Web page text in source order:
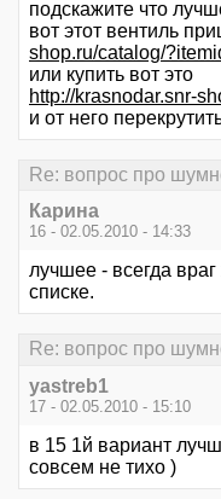
подскажите что
вот этот вентиль
shop.ru/catalog/
или купить вот это
http://krasnodar.snr-
и от него
Re: вопрос про
Карина
16 - 02.05.2010 - 14:33
лучшее - всегда
списке.
Re: вопрос про
yastreb1
17 - 02.05.2010 - 15:10
в 15 1й вариант
совсем не тихо )